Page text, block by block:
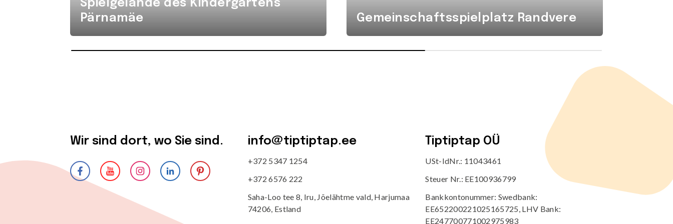
Spielgelände des Kindergartens
Pärnamäe
Gemeinschaftsspielplatz Randvere
Wir sind dort, wo Sie sind. info@tiptiptap.ee
+372 5347 1254
+372 6576 222
Saha-Loo tee 8, Iru, Jõelähtme vald, Harjumaa
74206, Estland
Tiptiptap OÜ
USt-IdNr.: 11043461
Steuer Nr.: EE100936799
Bankkontonummer: Swedbank:
EE652200221025165725, LHV Bank:
EE247700771002975983